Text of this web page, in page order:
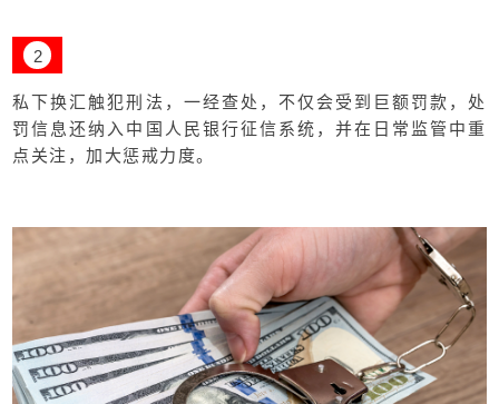
2
私下换汇触犯刑法，一经查处，不仅会受到巨额罚款，处
罚信息还纳入中国人民银行征信系统，并在日常监管中重
点关注，加大惩戒力度。